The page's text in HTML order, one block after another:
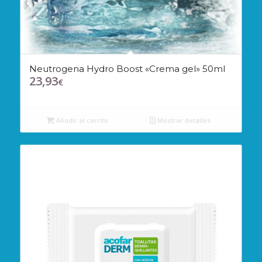
Neutrogena Hydro Boost «Crema gel» 50ml
23,93€
Añadir al carrito Mostrar detalles